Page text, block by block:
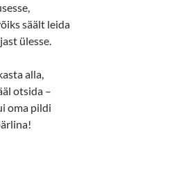
säält leida
ülesse.
alla,
otsida –
oma pildi